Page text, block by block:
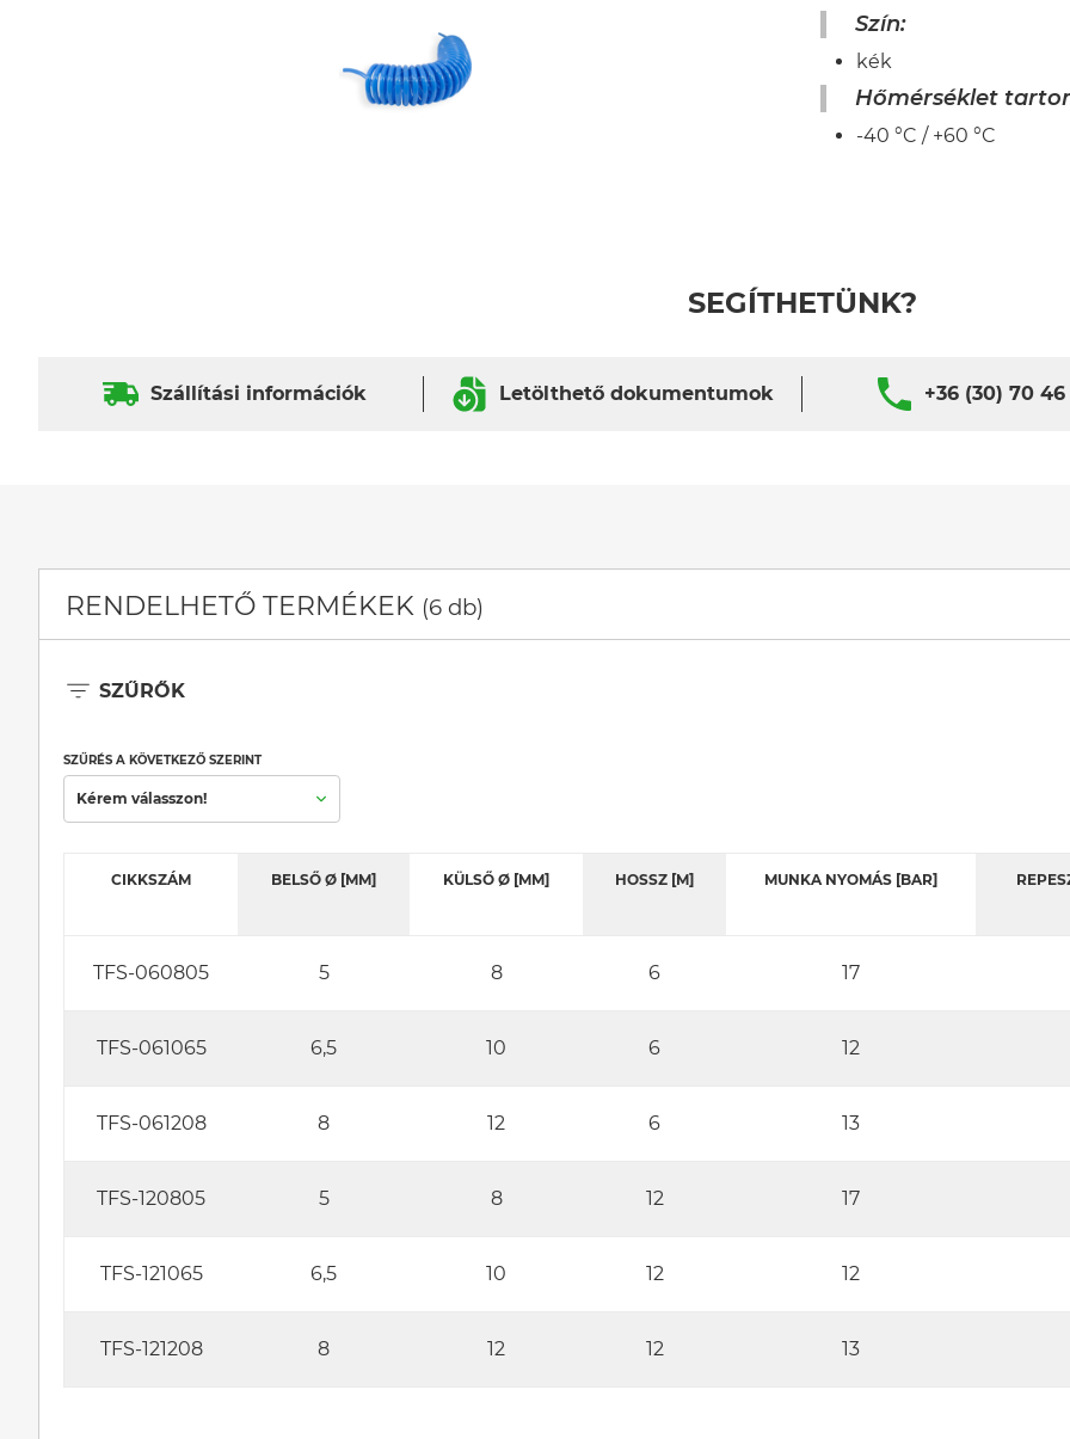
Szín:
kék
Hőmérséklet
-40 °C / +60 °C
SEGÍTHETÜNK?
Szállítási információk Letölthető dokumentumok +36 (30) 70 46
RENDELHETŐ TERMÉKEK (6 db)
SZŰRŐK
SZŰRÉS A KÖVETKEZŐ SZERINT
Kérem válasszon!
CIKKSZÁM BELSŐ Ø [MM] KÜLSŐ Ø [MM] HOSSZ [M] MUNKA NYOMÁS [BAR]
TFS-060805 5 8 6 17
TFS-061065 6,5 10 6 12
TFS-061208 8 12 6 13
TFS-120805 5 8 12 17
TFS-121065 6,5 10 12 12
TFS-121208 8 12 12 13